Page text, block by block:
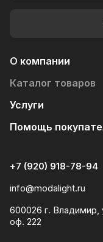
О компании
Каталог товаров
Услуги
Помощь
+7 (920) 918-78-94
info@modalight.ru
600026 г. Владимир,
оф. 222